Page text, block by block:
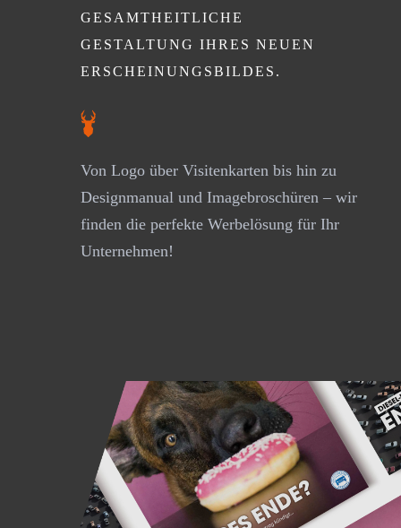
GESAMTHEITLICHE
GESTALTUNG IHRES NEUEN
ERSCHEINUNGSBILDES.
Von Logo über Visitenkarten bis hin zu
Designmanual und Imagebroschüren – wir
finden die perfekte Werbelösung für Ihr
Unternehmen!